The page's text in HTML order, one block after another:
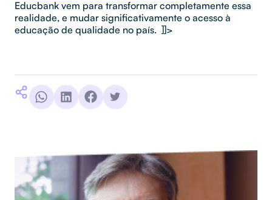
Educbank vem para transformar completamente essa
realidade, e mudar significativamente o acesso à
educação de qualidade no país. ]]>